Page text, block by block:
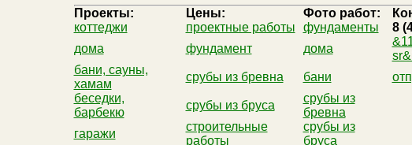
Проекты: Цены: Фото работ:
коттеджи
проектные работы фундаменты
8
дома
фундамент дома
бани, сауны,
хамам
срубы из бревна бани
беседки,
барбекю
срубы из бруса
срубы из
бревна
гаражи
строительные
работы
срубы из
бруса